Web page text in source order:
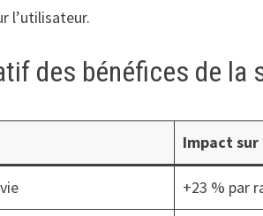
l’utilisateur.
des bénéfices de la
Impact
+23 % par